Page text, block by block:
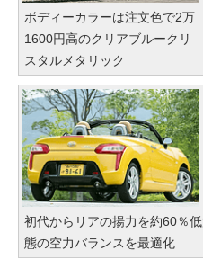
ボディーカラーは注文色で2万
1600円高のクリアブルークリ
スタルメタリック
初代からリアの揚力を約60％
態の空力バランスを最適化